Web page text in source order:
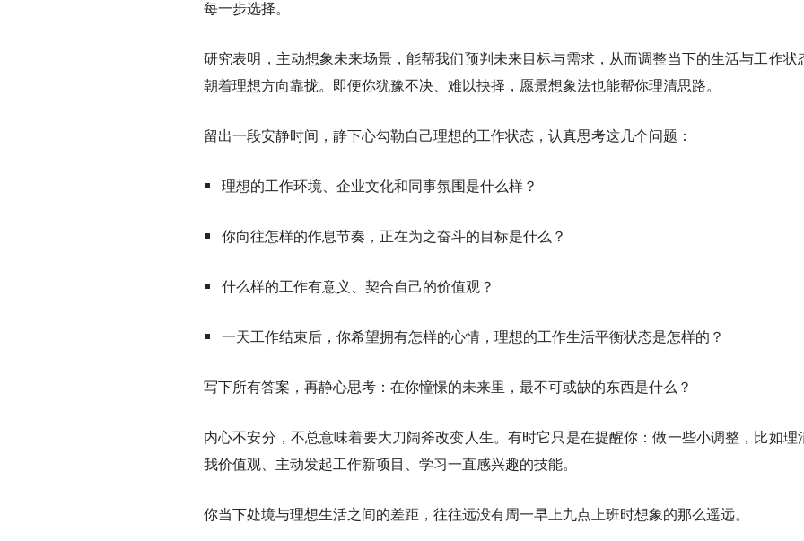
每一步选择。
研究表明，主动想象未来场景，能帮我们预判未来目标与需求，从而调整当下的生活与工作状
朝着理想方向靠拢。即便你犹豫不决、难以抉择，愿景想象法也能帮你理清思路。
留出一段安静时间，静下心勾勒自己理想的工作状态，认真思考这几个问题：
理想的工作环境、企业文化和同事氛围是什么样？
你向往怎样的作息节奏，正在为之奋斗的目标是什么？
什么样的工作有意义、契合自己的价值观？
一天工作结束后，你希望拥有怎样的心情，理想的工作生活平衡状态是怎样的？
写下所有答案，再静心思考：在你憧憬的未来里，最不可或缺的东西是什么？
内心不安分，不总意味着要大刀阔斧改变人生。有时它只是在提醒你：做一些小调整，比如理
我价值观、主动发起工作新项目、学习一直感兴趣的技能。
你当下处境与理想生活之间的差距，往往远没有周一早上九点上班时想象的那么遥远。